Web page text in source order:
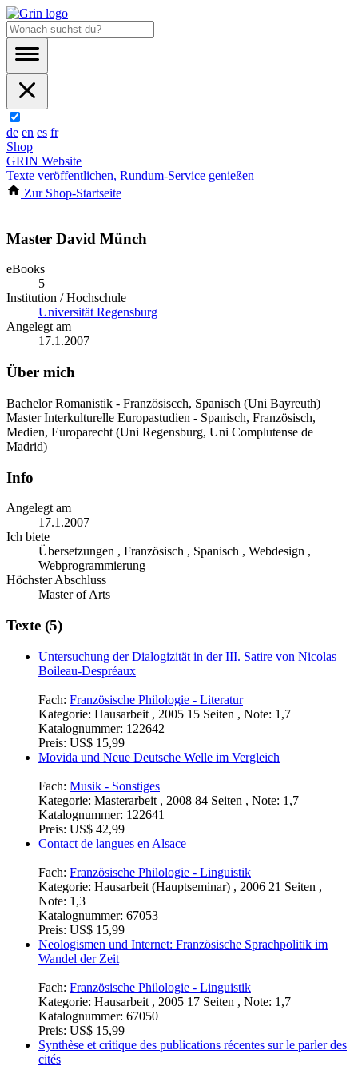
de en es fr
Shop
GRIN Website
Texte veröffentlichen, Rundum-Service genießen
Zur Shop-Startseite
Master David Münch
eBooks
5
Institution / Hochschule
Universität Regensburg
Angelegt am
17.1.2007
Über mich
Bachelor Romanistik - Französiscch, Spanisch (Uni Bayreuth)
Master Interkulturelle Europastudien - Spanisch, Französisch,
Medien, Europarecht (Uni Regensburg, Uni Complutense de
Madrid)
Info
Angelegt am
17.1.2007
Ich biete
Übersetzungen , Französisch , Spanisch , Webdesign ,
Webprogrammierung
Höchster Abschluss
Master of Arts
Texte (5)
Untersuchung der Dialogizität in der III. Satire von Nicolas
Boileau-Despréaux
Fach: Französische Philologie - Literatur
Kategorie: Hausarbeit , 2005 15 Seiten , Note: 1,7
Katalognummer: 122642
Preis: US$ 15,99
Movida und Neue Deutsche Welle im Vergleich
Fach: Musik - Sonstiges
Kategorie: Masterarbeit , 2008 84 Seiten , Note: 1,7
Katalognummer: 122641
Preis: US$ 42,99
Contact de langues en Alsace
Fach: Französische Philologie - Linguistik
Kategorie: Hausarbeit (Hauptseminar) , 2006 21 Seiten ,
Note: 1,3
Katalognummer: 67053
Preis: US$ 15,99
Neologismen und Internet: Französische Sprachpolitik im
Wandel der Zeit
Fach: Französische Philologie - Linguistik
Kategorie: Hausarbeit , 2005 17 Seiten , Note: 1,7
Katalognummer: 67050
Preis: US$ 15,99
Synthèse et critique des publications récentes sur le parler des
cités